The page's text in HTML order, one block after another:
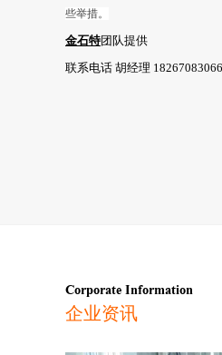
些举措。
金石特团队提供
联系电话 胡经理
Corporate Information
企业资讯